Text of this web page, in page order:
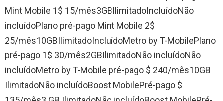
Mint Mobile 1$ 15/mês3GBIlimitadoIncluídoNão
incluídoPlano pré-pago Mint Mobile 2$
25/mês10GBIlimitadoIncluídoMetro by T-MobilePlano
pré-pago 1$ 30/mês2GBIlimitadoNão incluídoNão
incluídoMetro by T-Mobile pré-pago $ 240/mês10GB
IlimitadoNão incluídoBoost MobilePré-pago $